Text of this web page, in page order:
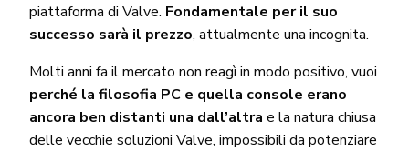
piattaforma di Valve. Fondamentale per il suo
successo sarà il prezzo, attualmente una incognita.
Molti anni fa il mercato non reagì in modo positivo, vuoi
perché la filosofia PC e quella console erano
ancora ben distanti una dall’altra e la natura chiusa
delle vecchie soluzioni Valve, impossibili da potenziare